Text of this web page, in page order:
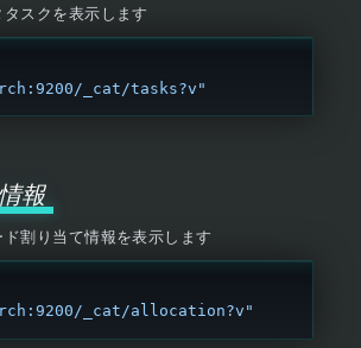
スクを表示します
_cat/tasks?v"
報
割り当て情報を表示します
_cat/allocation?v"